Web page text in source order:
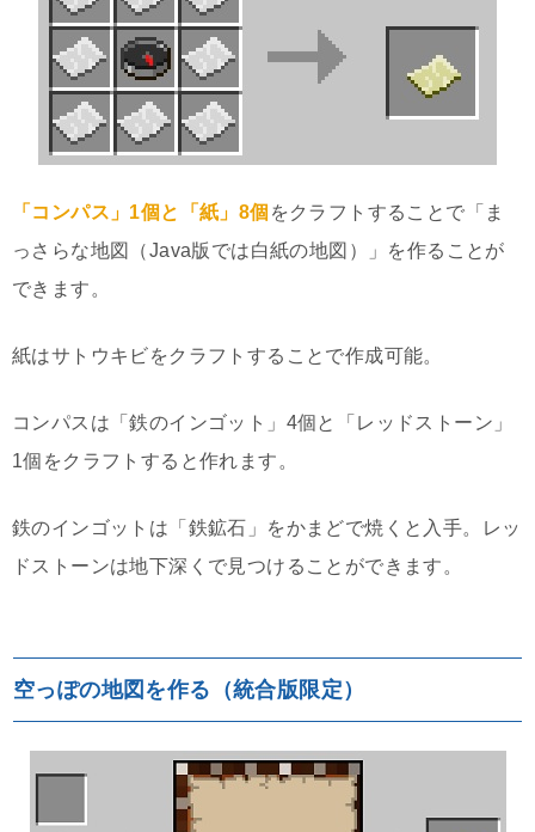
「コンパス」1個と「紙」8個 をクラフトすることで「ま
っさらな地図（Java版では白紙の地図）」を作ることが
できます。
紙はサトウキビをクラフトすることで作成可能。
コンパスは「鉄のインゴット」4個と「レッドストーン」
1個をクラフトすると作れます。
鉄のインゴットは「鉄鉱石」をかまどで焼くと入手。レッ
ドストーンは地下深くで見つけることができます。
空っぽの地図を作る（統合版限定）